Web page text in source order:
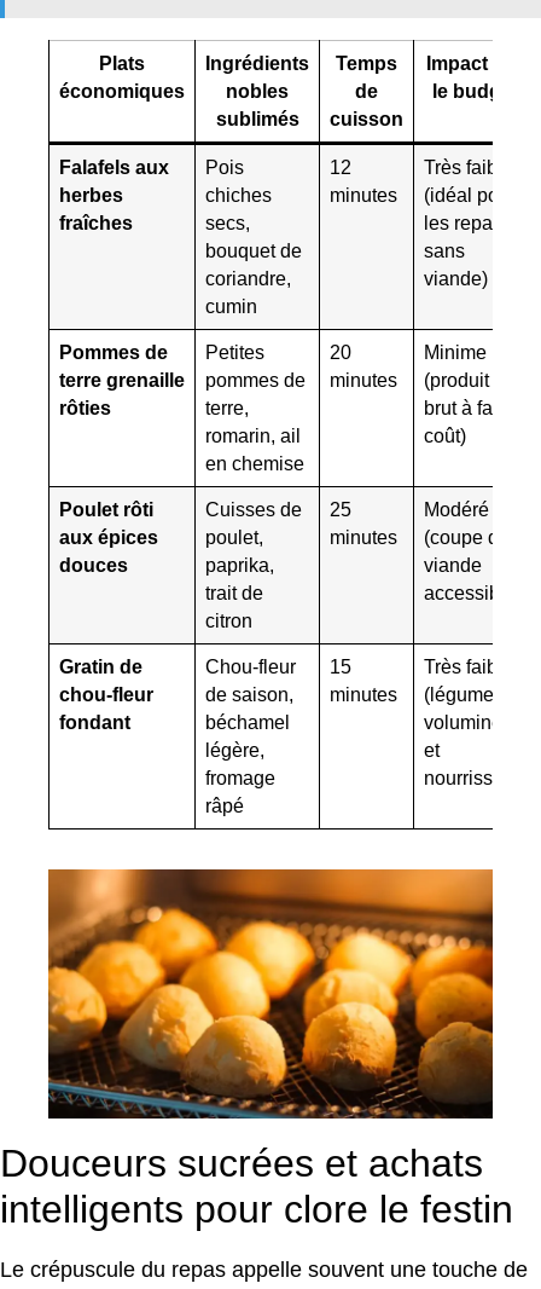
Plats
économiques
Ingrédients
nobles
sublimés
Temps
de
cuisson
Impact sur
le budget
Falafels aux
herbes
fraîches
Pois
chiches
secs,
bouquet de
coriandre,
cumin
12
minutes
Très faible
(idéal pour
les repas
sans
viande)
Pommes de
terre grenaille
rôties
Petites
pommes de
terre,
romarin, ail
en chemise
20
minutes
Minime
(produit
brut à faible
coût)
Poulet rôti
aux épices
douces
Cuisses de
poulet,
paprika,
trait de
citron
25
minutes
Modéré
(coupe de
viande
accessible)
Gratin de
chou-fleur
fondant
Chou-fleur
de saison,
béchamel
légère,
fromage
râpé
15
minutes
Très faible
(légume
volumineux
et
nourrissant)
Douceurs sucrées et achats
intelligents pour clore le festin
Le crépuscule du repas appelle souvent une touche de